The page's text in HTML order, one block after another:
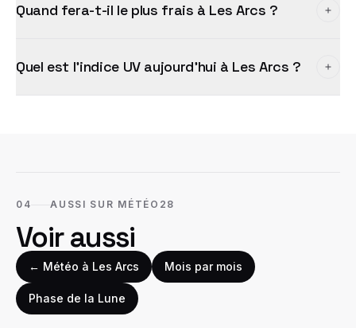
Quand fera-t-il le plus frais à Les Arcs ?
Quel est l'indice UV aujourd'hui à Les Arcs ?
04 AUSSI SUR MÉTÉO28
Voir aussi
← Météo à Les Arcs Mois par mois
Phase de la Lune